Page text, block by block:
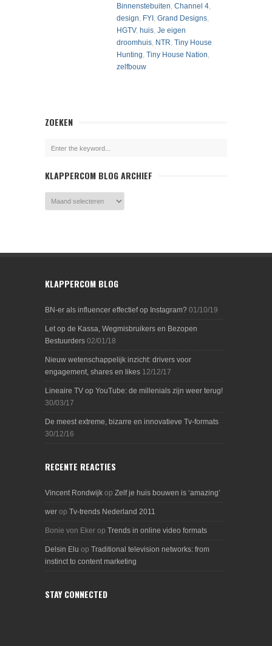
Binnenstebuiten, Channel 4,
design, FYI , Grand Designs,
HGTV, huis, Je eigen
droomhuis, NTR, Tiny House
Hunting, Tiny House Nation,
zelfbouw
ZOEKEN
KLAPPERCOM BLOG ARCHIEF
KLAPPERCOM BLOG
BN-er als influencer effectief op Instagram? 01/10/19
Let op de Kassa, Wegmisbruikers en Bezopen
Bestuurders 02/01/18
Nieuw wetenschappelijk inzicht: drivers voor
engagement, shares en likes 12/12/17
Lineaire TV op YouTube: de millenials zijn weer terug!
30/03/17
De meest extreme, bizarre en innovatieve Tv-formats
30/12/16
RECENTE REACTIES
Vincent Rondwijk op Zelf je huis bouwen is ‘amazing’
wer op Tv-trends Nederland 2011
Bonie von Eker op Trends in online video formats
Delsin Elu op Traditional television networks: from
instinct to content marketing
STAY CONNECTED